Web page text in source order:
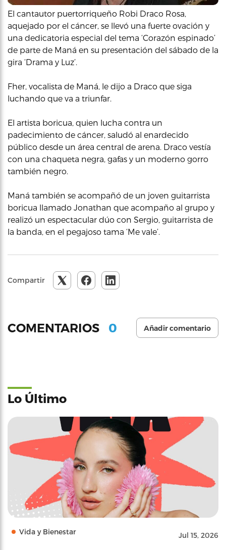
El cantautor puertorriqueño Robi Draco Rosa,
aquejado por el cáncer, se llevó una fuerte ovación y
una dedicatoria especial del tema ‘Corazón espinado’
de parte de Maná en su presentación del sábado de la
gira ‘Drama y Luz’.
Fher, vocalista de Maná, le dijo a Draco que siga
luchando que va a triunfar.
El artista boricua, quien lucha contra un
padecimiento de cáncer, saludó al enardecido
público desde un área central de arena. Draco vestía
con una chaqueta negra, gafas y un moderno gorro
también negro.
Maná también se acompañó de un joven guitarrista
boricua llamado Jonathan que acompaño al grupo y
realizó un espectacular dúo con Sergio, guitarrista de
la banda, en el pegajoso tama ‘Me vale’.
Compartir
COMENTARIOS 0 Añadir comentario
Lo Último
Vida y Bienestar Jul 15, 2026